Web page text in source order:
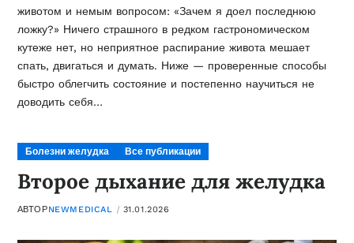
животом и немым вопросом: «Зачем я доел последнюю
ложку?» Ничего страшного в редком гастрономическом
кутеже нет, но неприятное распирание живота мешает
спать, двигаться и думать. Ниже — проверенные способы
быстро облегчить состояние и постепенно научиться не
доводить себя…
Болезни желудка Все публикации
Второе дыхание для желудка
АВТОРNEWMEDICAL 31.01.2026